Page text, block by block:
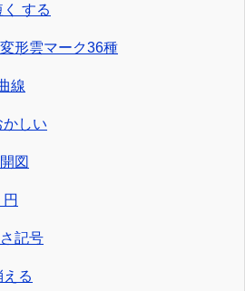
する
形雲マーク36種
線
しい
図
記号
る